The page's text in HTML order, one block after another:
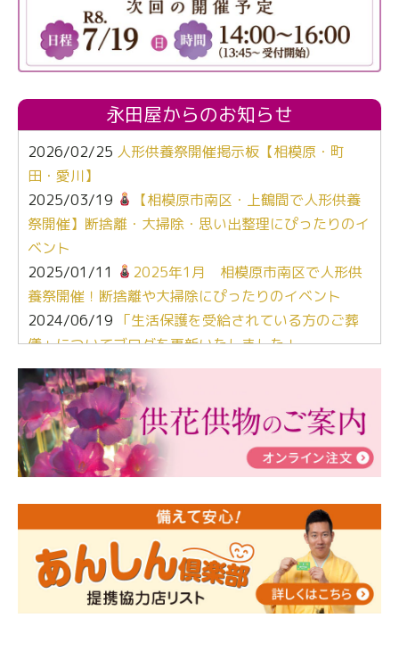
永田屋からのお知らせ
2026/02/25 人形供養祭開催掲示板【相模原・町
田・愛川】
2025/03/19
【相模原市南区・上鶴間で人形供養
祭開催】断捨離・大掃除・思い出整理にぴったりのイ
ベント
2025/01/11
2025年1月 相模原市南区で人形供
養祭開催！断捨離や大掃除にぴったりのイベント
2024/06/19 「生活保護を受給されている方のご葬
儀」についてブログを更新いたしました！
2024/03/06【終活なるほど教室】「マンガで学
ぶ！はじめてのお葬式」小さな家族葬ハウス®町田成
瀬 ご参加ありがとうございました！
2024/01/19令和6年能登半島地震災害の寄付のご報
告
人形供養 寄付のご報告
2023/12/16終活なるほど教室＠小さな家族葬ハウ
ス®上鶴間 エンディングノートを書いてみよう！
2023/11/29 永田屋創業110周年記念式典 レンブラ
ントホテル東京町田